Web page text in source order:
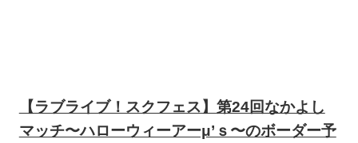
【ラブライブ！スクフェス】第24回なかよし
マッチ〜ハローウィーアーμ’ｓ〜のボーダー予